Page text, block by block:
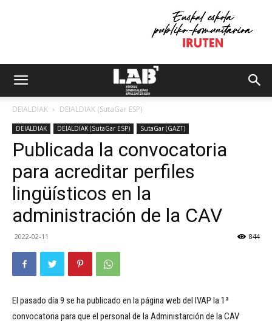
DEIALDIAK DEIALDIAK (SutaGar ESP)
DEIALDIAK DEIALDIAK (SutaGar ESP) SutaGar (GAZT)
Publicada la convocatoria
para acreditar perfiles
lingüísticos en la
administración de la CAV
2022-02-11 844
El pasado día 9 se ha publicado en la página web del IVAP la 1ª
convocatoria para que el personal de la Administarción de la CAV